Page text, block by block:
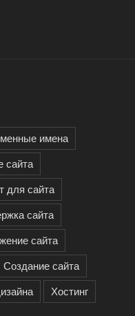
имена
сайта
для сайта
сайта
сайта
Создание сайта
Хостинг